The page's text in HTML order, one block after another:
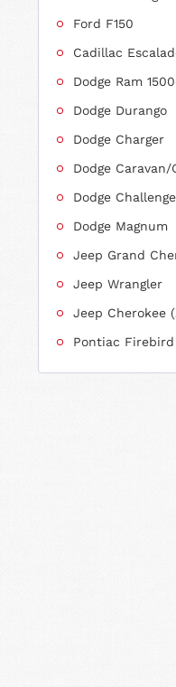
Ford F150
Cadillac
Dodge Durango
Dodge Charger
Dodge
Dodge Magnum
Jeep Grand
Jeep Wrangler
Pontiac Firebird